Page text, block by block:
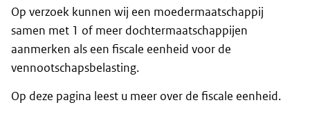
Op verzoek kunnen wij een moedermaatschappij
samen met 1 of meer dochtermaatschappijen
aanmerken als een fiscale eenheid voor de
vennootschapsbelasting.
Op deze pagina leest u meer over de fiscale eenheid.